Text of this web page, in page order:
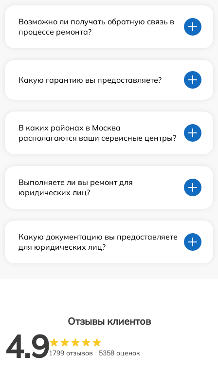
Возможно ли получать обратную связь в
процессе ремонта?
Какую гарантию вы предоставляете?
В каких районах в Москва
располагаются ваши сервисные центры?
Выполняете ли вы ремонт для
юридических лиц?
Какую документацию вы предоставляете
для юридических лиц?
Отзывы клиентов
4.91799 отзывов 5358 оценок